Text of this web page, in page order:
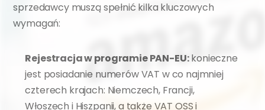
sprzedawcy muszą spełnić kilka kluczowych
wymagań:
Rejestracja w programie PAN-EU: konieczne
jest posiadanie numerów VAT w co najmniej
czterech krajach: Niemczech, Francji,
Włoszech i Hiszpanii, a także VAT OSS i